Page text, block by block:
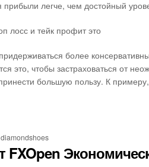
прибыли легче, чем достойный
более
это, чтобы застраховаться от
большую пользу. К
diamondshoes
FXOpen